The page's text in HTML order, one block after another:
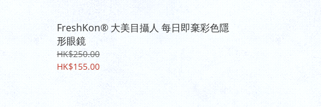
FreshKon® 大美目攝人 每日即棄彩色隱
形眼鏡
HK$250.00
HK$155.00